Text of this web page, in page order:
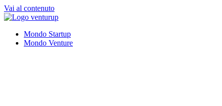
Vai al contenuto
Mondo Startup
Mondo Venture